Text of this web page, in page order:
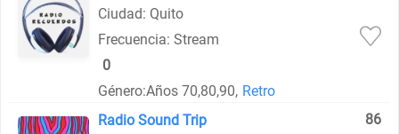
Ciudad: Quito
Frecuencia: Stream
0
Género:Años 70,80,90, Retro
Radio Sound Trip
86